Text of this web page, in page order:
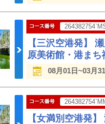
【三沢空港発】
原美術館・港まち
08月01日~03月
【女満別空港発